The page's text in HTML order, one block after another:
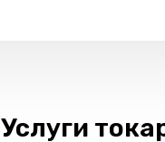
Услуги